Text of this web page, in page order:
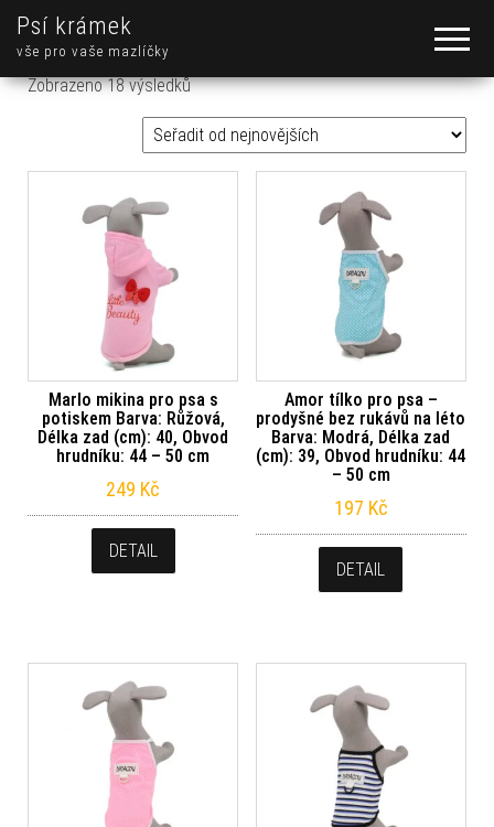
Psí krámek
vše pro vaše mazlíčky
Zobrazeno 18 výsledkůSeřazeno od nejnovějších
Marlo mikina pro psa s
potiskem Barva: Růžová,
Délka zad (cm): 40, Obvod
hrudníku: 44 – 50 cm
249 Kč
DETAIL
Amor tílko pro psa –
prodyšné bez rukávů na léto
Barva: Modrá, Délka zad
(cm): 39, Obvod hrudníku: 44
– 50 cm
197 Kč
DETAIL